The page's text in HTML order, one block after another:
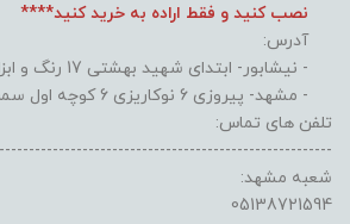
نصب کنید و فقط اراده به خرید کنید****
آدرس:
- نیشابور- ابتدای شهید بهشتی 17 رنگ و ابزار علی نژاد
- مشهد- پیروزی 6 نوکاریزی 6 کوچه اول سمت چپ
تلفن های تماس:
شعبه مشهد:
05138721594